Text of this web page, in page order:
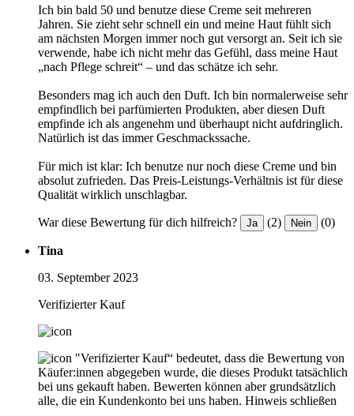
Ich bin bald 50 und benutze diese Creme seit mehreren
Jahren. Sie zieht sehr schnell ein und meine Haut fühlt sich
am nächsten Morgen immer noch gut versorgt an. Seit ich sie
verwende, habe ich nicht mehr das Gefühl, dass meine Haut
„nach Pflege schreit“ – und das schätze ich sehr.
Besonders mag ich auch den Duft. Ich bin normalerweise sehr
empfindlich bei parfümierten Produkten, aber diesen Duft
empfinde ich als angenehm und überhaupt nicht aufdringlich.
Natürlich ist das immer Geschmackssache.
Für mich ist klar: Ich benutze nur noch diese Creme und bin
absolut zufrieden. Das Preis-Leistungs-Verhältnis ist für diese
Qualität wirklich unschlagbar.
War diese Bewertung für dich hilfreich? Ja (2) Nein (0)
Tina
03. September 2023
Verifizierter Kauf
"Verifizierter Kauf“ bedeutet, dass die Bewertung von
Käufer:innen abgegeben wurde, die dieses Produkt tatsächlich
bei uns gekauft haben. Bewerten können aber grundsätzlich
alle, die ein Kundenkonto bei uns haben. Hinweis schließen